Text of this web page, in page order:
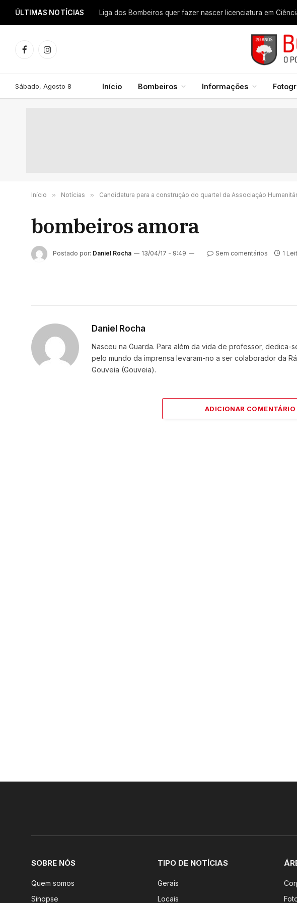
ÚLTIMAS NOTÍCIAS
FacebookInstagram
Sábado, Agosto 8 Início Bombeiros Informações
Início » Notícias » Candidatura para a construção do quartel da Associação
bombeiros amora
Postado por: Daniel Rocha 13/04/17 - 9:49 Sem comentários 1
Daniel Rocha
Nasceu na Guarda. Para além da vida de professor, dedica-
pelo mundo da imprensa levaram-no a ser colaborador da
Gouveia (Gouveia).
ADICIONAR COMENTÁRIO
SOBRE NÓS
Quem somos
Sinopse
TIPO DE NOTÍCIAS
Gerais
Locais